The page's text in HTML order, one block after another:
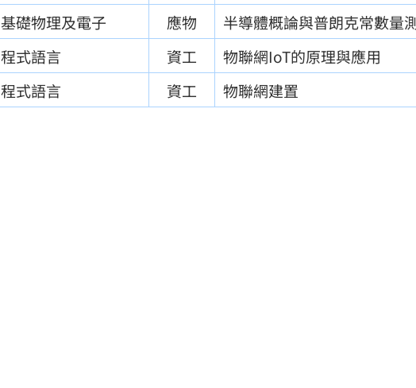
基礎物理及電子
應物
半導體概論與普朗克常數量
程式語言
資工
物聯網IoT的原理與應用
程式語言
資工 物聯網建置